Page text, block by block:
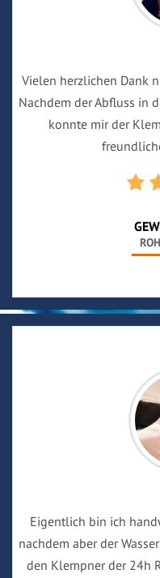
Vielen herzlichen Dank
Nachdem der Abfluss in
konnte mir der
Eigentlich bin ich
nachdem aber der
den Klempner der 24h